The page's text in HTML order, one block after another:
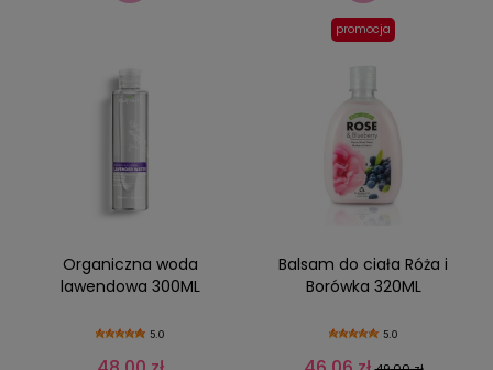
Organiczna woda
lawendowa 300ML
5.0
Balsam do ciała Róża i
Borówka 320ML
5.0
promocja